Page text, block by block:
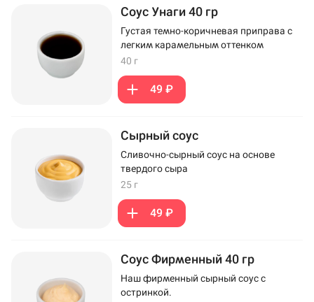
Соус Унаги 40 гр
Густая темно-коричневая приправа с
легким карамельным оттенком
40 г
49 ₽
Сырный соус
Сливочно-сырный соус на основе
твердого сыра
25 г
49 ₽
Соус Фирменный 40 гр
Наш фирменный сырный соус с
остринкой.